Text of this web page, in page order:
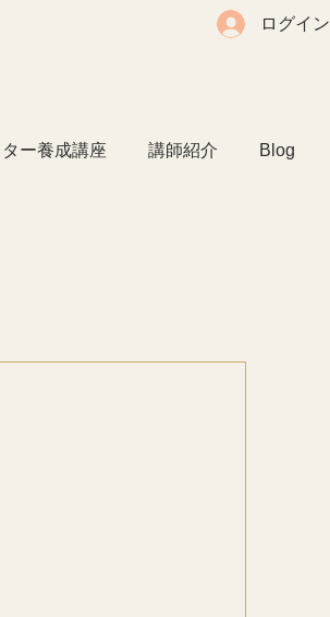
ログイン
ー養成講座 講師紹介 Blog